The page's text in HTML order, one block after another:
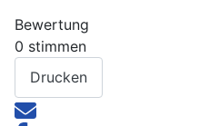
Bewertung
0 stimmen
Drucken